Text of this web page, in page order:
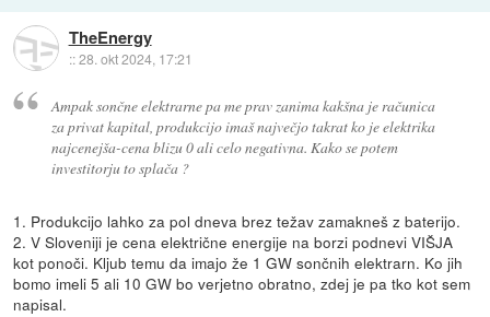
TheEnergy
::28. okt 2024, 17:21
Ampak sončne elektrarne pa me prav zanima kakšna je računica
za privat kapital, produkcijo imaš največjo takrat ko je elektrika
najcenejša-cena blizu 0 ali celo negativna. Kako se potem
investitorju to splača ?
1. Produkcijo lahko za pol dneva brez težav zamakneš z baterijo.
2. V Sloveniji je cena električne energije na borzi podnevi VIŠJA
kot ponoči. Kljub temu da imajo že 1 GW sončnih elektrarn. Ko jih
bomo imeli 5 ali 10 GW bo verjetno obratno, zdej je pa tko kot sem
napisal.